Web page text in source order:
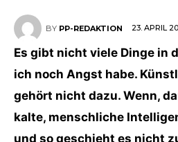
BY PP-REDAKTION 23. APRIL
Es gibt nicht viele Dinge in
ich noch Angst habe.
gehört nicht dazu. Wenn,
kalte, menschliche
und so geschieht es nicht